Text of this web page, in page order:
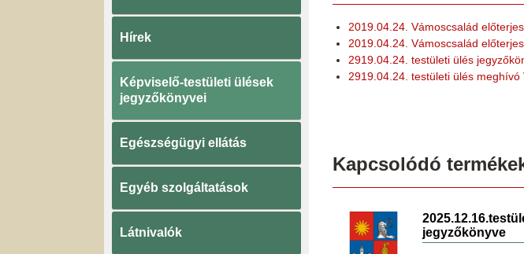
Hírek
Képviselő-testületi ülések
jegyzőkönyvei
Egészségügyi ellátás
Egyéb szolgáltatások
Látnivalók
2019.04.24. Vámoscsalád
2019.04.24. Vámoscsalád
2919.04.24. testületi ülés
2919.04.24. testületi ülés meghívó
Kapcsolódó
jegyzőkönyve